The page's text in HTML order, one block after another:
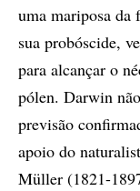
uma mariposa da
sua probóscide,
para alcançar o
pólen. Darwin
previsão
apoio do
Müller (1821-